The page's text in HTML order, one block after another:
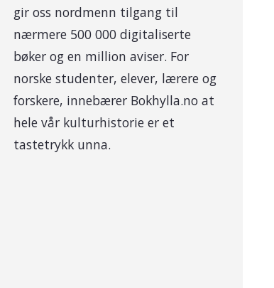
gir oss nordmenn tilgang til
nærmere 500 000 digitaliserte
bøker og en million aviser. For
norske studenter, elever, lærere og
forskere, innebærer Bokhylla.no at
hele vår kulturhistorie er et
tastetrykk unna.